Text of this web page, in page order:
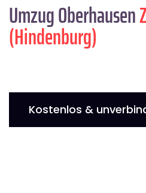
Umzug Oberhausen
(Hindenburg)
Kostenlos &